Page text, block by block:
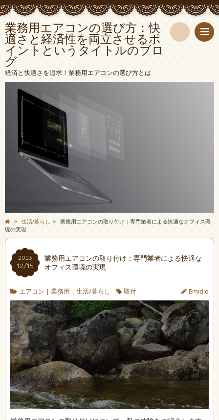
業務用エアコンの選び方：快
適さと経済性を両立させるポ
イントというタイトルのブロ
グ
経済と快適さを追求！業務用エアコンの選び方とは
> 生活/暮らし > 業務用エアコンの取り付け：専門業者による快適なオフィス環
境の実現
2023
12/15
業務用エアコンの取り付け：専門業者による快適な
オフィス環境の実現
エアコン | 業務用 | 生活/暮らし 取付 Emidio